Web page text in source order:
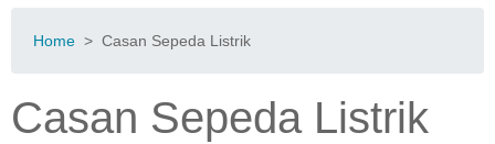
Home > Casan Sepeda Listrik
Casan Sepeda Listrik